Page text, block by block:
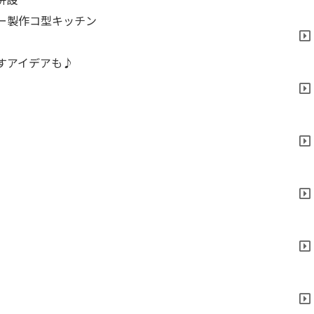
製作コ型キッチン
アイデアも♪